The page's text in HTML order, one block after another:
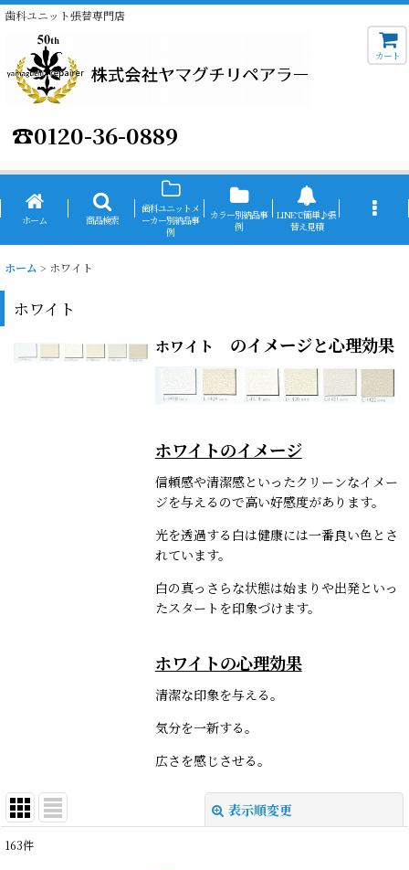
歯科ユニット張替専門店
☎0120-36-0889
カート
ホーム 商品検索
歯科ユニットメ
ーカー別納品事
例
カラー別納品事
例
LINEで簡単♪張
替え見積
ホーム > ホワイト
ホワイト
ホワイト のイメージと心理効果
ホワイトのイメージ
信頼感や清潔感といったクリーンなイメー
ジを与えるので高い好感度があります。
光を透過する白は健康には一番良い色とさ
れています。
白の真っさらな状態は始まりや出発といっ
たスタートを印象づけます。
ホワイトの心理効果
清潔な印象を与える。
気分を一新する。
広さを感じさせる。
表示順変更
163件